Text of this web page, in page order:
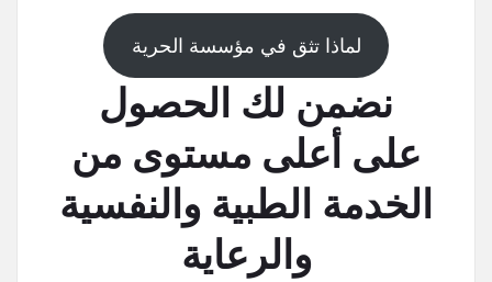
لماذا تثق في مؤسسة الحرية
نضمن لك الحصول
على أعلى مستوى من
الخدمة الطبية والنفسية
والرعاية